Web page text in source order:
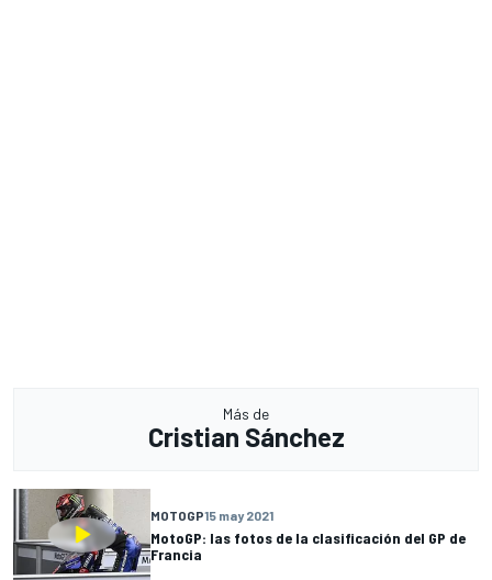
Más de
Cristian Sánchez
MOTOGP15 may 2021
MotoGP: las fotos de la clasificación del GP de
Francia